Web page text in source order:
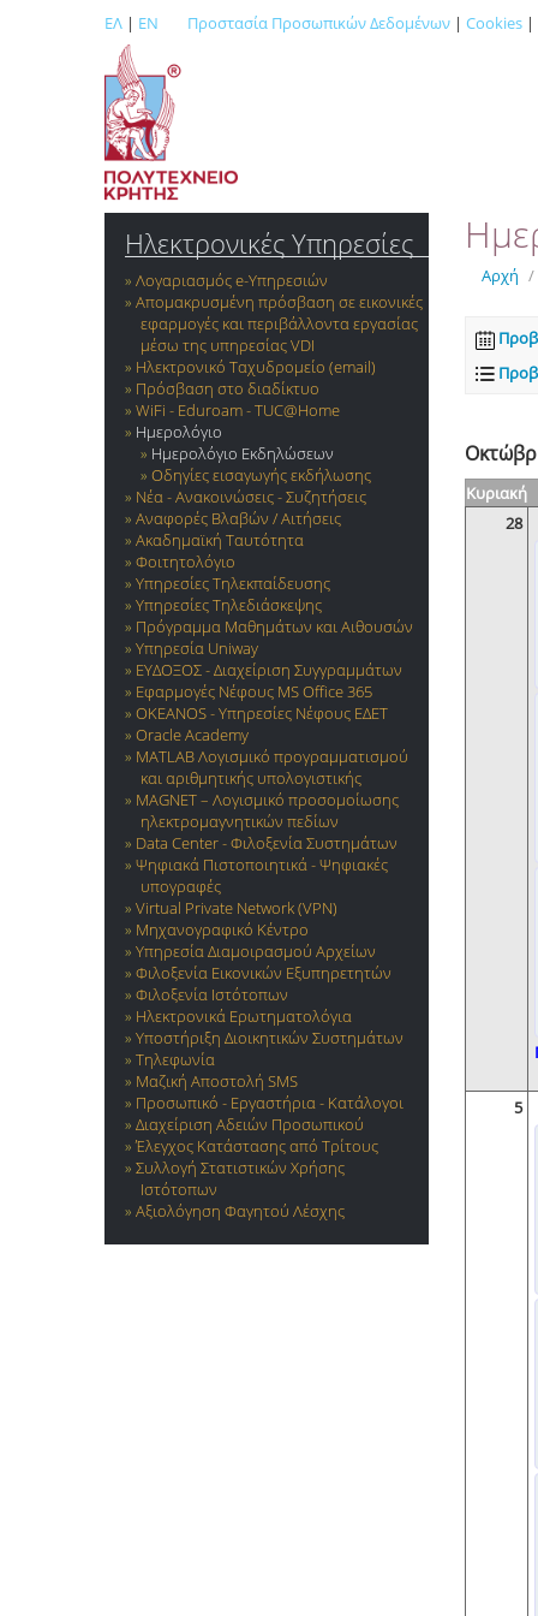
ΕΛ | EN Προστασία Προσωπικών Δεδομένων | Cookies |
Ηλεκτρονικές Υπηρεσίες
Λογαριασμός e-Yπηρεσιών
Απομακρυσμένη πρόσβαση σε εικονικές
εφαρμογές και περιβάλλοντα εργασίας
μέσω της υπηρεσίας VDI
Ηλεκτρονικό Ταχυδρομείο (email)
Πρόσβαση στο διαδίκτυο
WiFi - Eduroam - TUC@Home
Ημερολόγιο
Ημερολόγιο Εκδηλώσεων
Οδηγίες εισαγωγής εκδήλωσης
Νέα - Ανακοινώσεις - Συζητήσεις
Αναφορές Βλαβών / Αιτήσεις
Ακαδημαϊκή Ταυτότητα
Φοιτητολόγιο
Υπηρεσίες Τηλεκπαίδευσης
Υπηρεσίες Τηλεδιάσκεψης
Πρόγραμμα Μαθημάτων και Αιθουσών
Υπηρεσία Uniway
ΕΥΔΟΞΟΣ - Διαχείριση Συγγραμμάτων
Εφαρμογές Νέφους MS Office 365
OKEANOS - Υπηρεσίες Νέφους ΕΔΕΤ
Oracle Academy
MATLAB Λογισμικό προγραμματισμού
και αριθμητικής υπολογιστικής
MAGNET – Λογισμικό προσομοίωσης
ηλεκτρομαγνητικών πεδίων
Data Center - Φιλοξενία Συστημάτων
Ψηφιακά Πιστοποιητικά - Ψηφιακές
υπογραφές
Virtual Private Network (VPN)
Μηχανογραφικό Κέντρο
Υπηρεσία Διαμοιρασμού Αρχείων
Φιλοξενία Εικονικών Εξυπηρετητών
Φιλοξενία Ιστότοπων
Ηλεκτρονικά Ερωτηματολόγια
Υποστήριξη Διοικητικών Συστημάτων
Τηλεφωνία
Μαζική Αποστολή SMS
Προσωπικό - Εργαστήρια - Κατάλογοι
Διαχείριση Αδειών Προσωπικού
Έλεγχος Κατάστασης από Τρίτους
Συλλογή Στατιστικών Χρήσης
Ιστότοπων
Αξιολόγηση Φαγητού Λέσχης
Αρχή /
Κυριακή
28
5